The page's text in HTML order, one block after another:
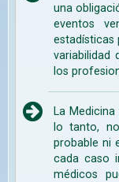
una
eventos
estadísticas
variabilidad
los
La
lo tanto,
probable ni
cada caso
médicos